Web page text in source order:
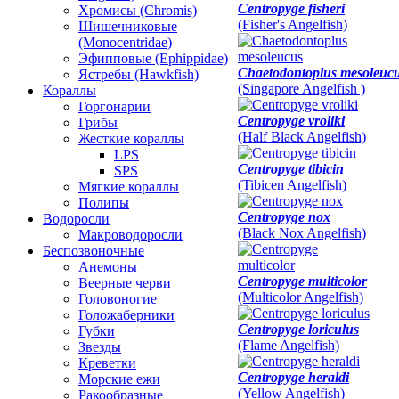
Хромисы (Chromis)
Шишечниковые
(Monocentridae)
Эфипповые (Ephippidae)
Ястребы (Hawkfish)
Кораллы
Горгонарии
Грибы
Жесткие кораллы
LPS
SPS
Мягкие кораллы
Полипы
Водоросли
Макроводоросли
Беспозвоночные
Анемоны
Веерные черви
Головоногие
Голожаберники
Губки
Звезды
Креветки
Морские ежи
Ракообразные
Centropyge fisheri
(Fisher's Angelfish)
Chaetodontoplus
(Singapore Angelfish )
Centropyge vroliki
(Half Black Angelfish)
Centropyge tibicin
(Tibicen Angelfish)
Centropyge nox
(Black Nox Angelfish)
Centropyge multicolor
(Multicolor Angelfish)
Centropyge loriculus
(Flame Angelfish)
Centropyge heraldi
(Yellow Angelfish)